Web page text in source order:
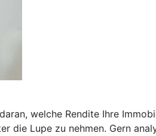
welche Rendite Ihre
die Lupe zu nehmen. Gern